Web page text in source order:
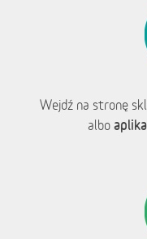
Wejdź na stronę
albo